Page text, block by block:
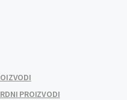
PROIZVODI